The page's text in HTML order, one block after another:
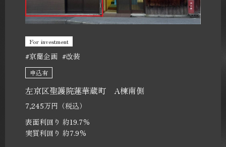
For investment
#京蘭企画 #改装
申込有
左京区聖護院蓮華蔵町 A棟南側
7,245万円（税込）
表面利回り 約19.7％
実質利回り 約7.9％